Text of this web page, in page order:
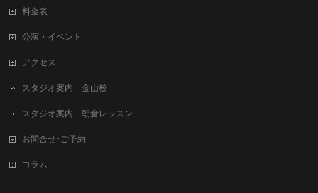
料金表
公演・イベント
アクセス
スタジオ案内 金山校
スタジオ案内 朝倉レッスン
お問合せ･ご予約
コラム